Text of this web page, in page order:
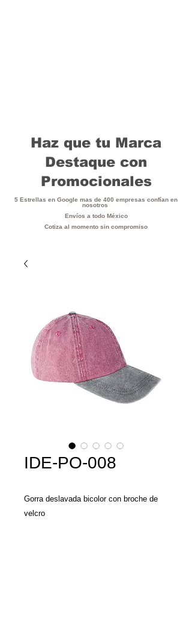
5 Estrellas en Google mas de 400 empresas confían en
nosotros
Envíos a todo México
Cotiza al momento sin compromiso
Haz que tu Marca
Destaque con
Promocionales
IDE-PO-008
Gorra deslavada bicolor con broche de
velcro